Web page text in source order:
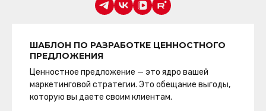
ШАБЛОН ПО РАЗРАБОТКЕ ЦЕННОСТНОГО
ПРЕДЛОЖЕНИЯ
Ценностное предложение — это ядро вашей
маркетинговой стратегии. Это обещание выгоды,
которую вы даете своим клиентам.